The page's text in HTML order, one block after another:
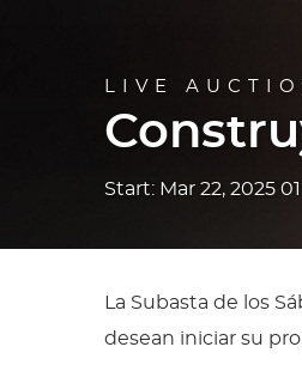
LIVE
Start: Mar 22, 2025
La Subasta de los
desean iniciar su